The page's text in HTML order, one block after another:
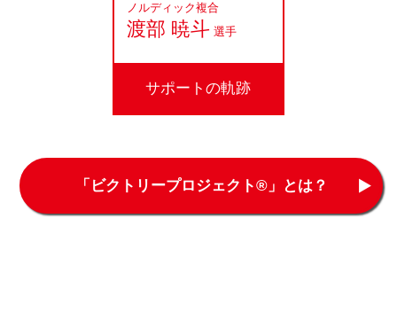
ノルディック複合
渡部 暁斗選手
サポートの軌跡
「ビクトリープロジェクト®」とは？